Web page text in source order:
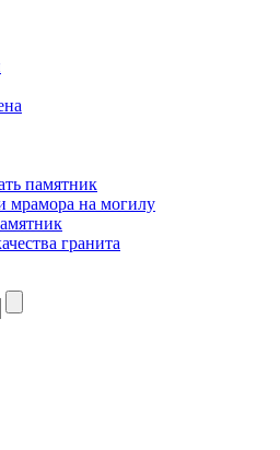
памятник
мрамора на могилу
гранита